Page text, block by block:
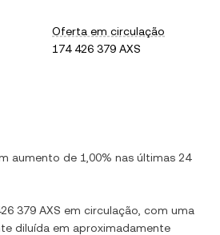
Oferta em circulação
174 426 379 AXS
aumento de 1,00% nas últimas 24
379 AXS em circulação, com uma
diluída em aproximadamente